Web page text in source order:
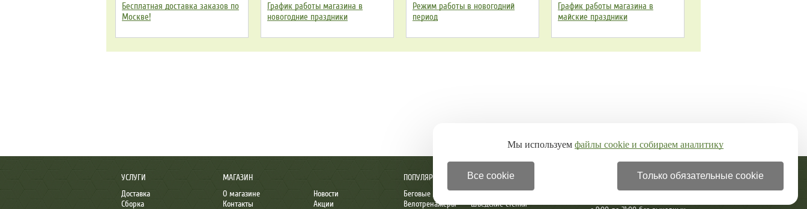
Бесплатная доставка заказов по
Москве!
График работы магазина в
новогодние праздники
Режим работы в новогодний
период
График работы магазина в
майские праздники
УСЛУГИ
Доставка
Сборка
МАГАЗИН
О магазине
Контакты
Новости
Акции
ПОПУЛЯРНОЕ
Беговые дорожки
Велотренажеры
Детские комплексы
Шведские стенки
+7 (499) 322-28-97
Мы используем файлы cookie и собираем аналитику
Все cookie Только обязательные cookie